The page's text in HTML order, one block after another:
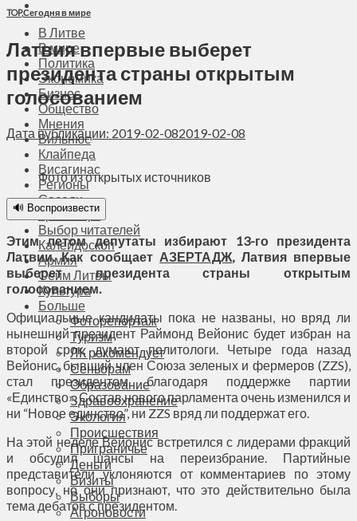
В Литве
В мире
Политика
Экономика
Бизнес
Общество
Мнения
Вильнюс
Клайпеда
Висагинас
Регионы
Соседи
Транспорт
Выбор читателей
Калейдоскоп
Армия
Сейм Литвы
Культура
Больше
Фоторепортаж
Туризм
ЛК рекомендует
Сеньорам
Образование
Здравоохранение
Экология
Происшествия
Приграничье
Деньги
Визиты
Выборы
Агроновости
TOP,Сегодня в мире
Латвия впервые выберет
президента страны открытым
голосованием
Дата публикации: 2019-02-082019-02-08
Фото из открытых источников
🔊 Воспроизвести
Этим летом депутаты избирают 13-го президента
Латвии. Как сообщает АЗЕРТАДЖ, Латвия впервые
выберет президента страны открытым
голосованием.
Официальные кандидаты пока не названы, но вряд ли
нынешний президент Раймонд Вейонис будет избран на
второй срок, думают политологи. Четыре года назад
Вейонис, бывший член Союза зеленых и фермеров (ZZS),
стал президентом благодаря поддержке партии
«Единство». Состав нового парламента очень изменился и
ни “Новое единство”, ни ZZS вряд ли поддержат его.
На этой неделе Вейонис встретился с лидерами фракций
и обсудил шансы на переизбрание. Партийные
представители уклоняются от комментариев по этому
вопросу, но они признают, что это действительно была
тема дебатов с президентом.